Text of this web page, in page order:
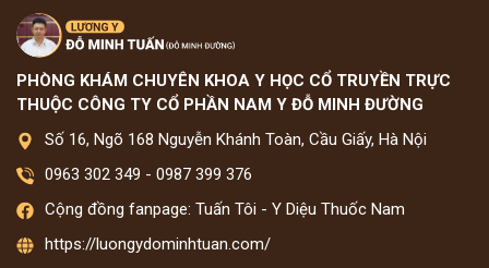
PHÒNG KHÁM CHUYÊN KHOA Y HỌC CỔ TRUYỀN TRỰC
THUỘC CÔNG TY CỔ PHẦN NAM Y ĐỖ MINH ĐƯỜNG
Số 16, Ngõ 168 Nguyễn Khánh Toàn, Cầu Giấy, Hà Nội
0963 302 349 - 0987 399 376
Cộng đồng fanpage: Tuấn Tôi - Y Diệu Thuốc Nam
https://luongydominhtuan.com/